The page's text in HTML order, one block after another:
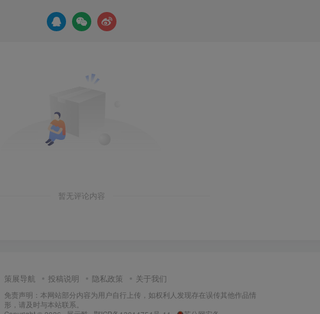
暂无评论内容
策展导航 投稿说明 隐私政策 关于我们
免责声明：本网站部分内容为用户自行上传，如权利人发现存在误传其他作品情
形，请及时与本站联系。